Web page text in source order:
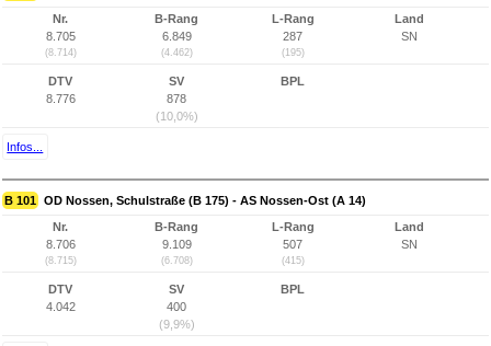
Nr.
8.705
(8.714)
B-Rang
6.849
(4.462)
L-Rang
287
(195)
Land
SN
DTV
8.776
SV
878
(10,0%)
BPL
Infos...
B 101 OD Nossen, Schulstraße (B 175) - AS Nossen-Ost (A 14)
Nr.
8.706
(8.715)
B-Rang
9.109
(6.708)
L-Rang
507
(415)
Land
SN
DTV
4.042
SV
400
(9,9%)
BPL